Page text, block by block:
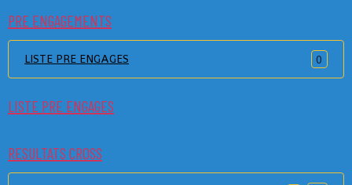
PRE ENGAGEMENTS
LISTE PRE ENGAGES 0
LISTE PRE ENGAGES
RESULTATS CROSS